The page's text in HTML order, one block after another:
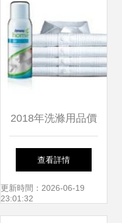
2018年洗滌用品價
格走勢與批發市場
分析 以美容美發網
查看詳情
更新時間：2026-06-19
23:01:32